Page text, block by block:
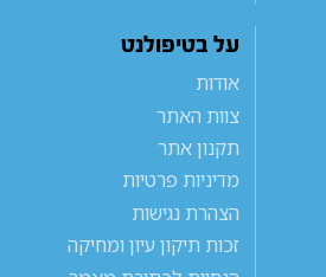
על בטיפולנט
אודות
צוות האתר
תקנון אתר
מדיניות פרטיות
הצהרת נגישות
זכות תיקון עיון ומחיקה